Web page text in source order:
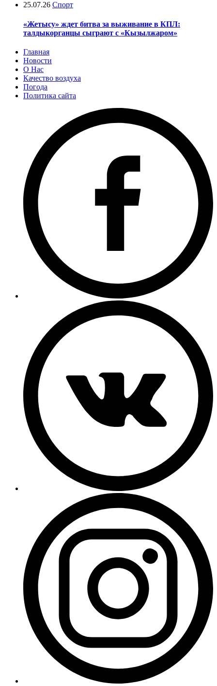
25.07.26 Спорт
«Жетысу» ждет битва за выживание в КПЛ:
талдыкорганцы сыграют с «Кызылжаром»
Главная
Новости
О Нас
Качество воздуха
Погода
Политика сайта